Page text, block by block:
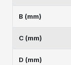
B (mm)
C (mm)
D (mm)